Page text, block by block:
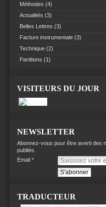
Méthodes (4)
Actualités (3)
Belles Lettres (3)
Facture instrumentale (3)
Technique (2)
Partitions (1)
VISITEURS DU JOUR
NEWSLETTER
Abonnez-vous pour être averti des
publiés.
Email
TRADUCTEUR